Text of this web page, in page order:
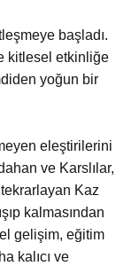
başladı.
kitlesel etkinliğe
yoğun bir
eleştirilerini
ve Karslılar,
Kaz
kalmasından
gelişim, eğitim
kalıcı ve